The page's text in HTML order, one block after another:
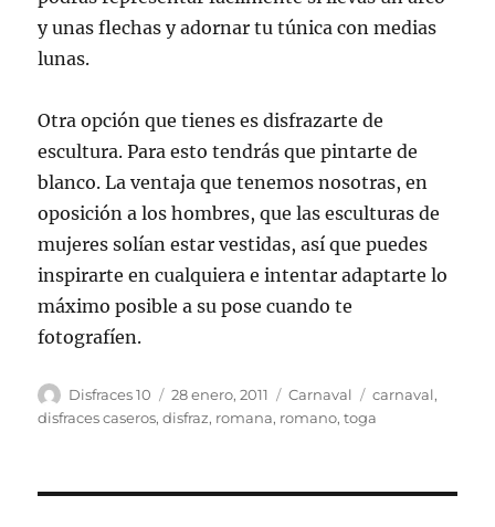
y unas flechas y adornar tu túnica con medias
lunas.
Otra opción que tienes es disfrazarte de
escultura. Para esto tendrás que pintarte de
blanco. La ventaja que tenemos nosotras, en
oposición a los hombres, que las esculturas de
mujeres solían estar vestidas, así que puedes
inspirarte en cualquiera e intentar adaptarte lo
máximo posible a su pose cuando te
fotografíen.
Autor
Disfraces 10
Publicado
el
28 enero, 2011 Categorías
Carnaval Etiquetas
carnaval,
disfraces caseros,disfraz, romana, romano,toga